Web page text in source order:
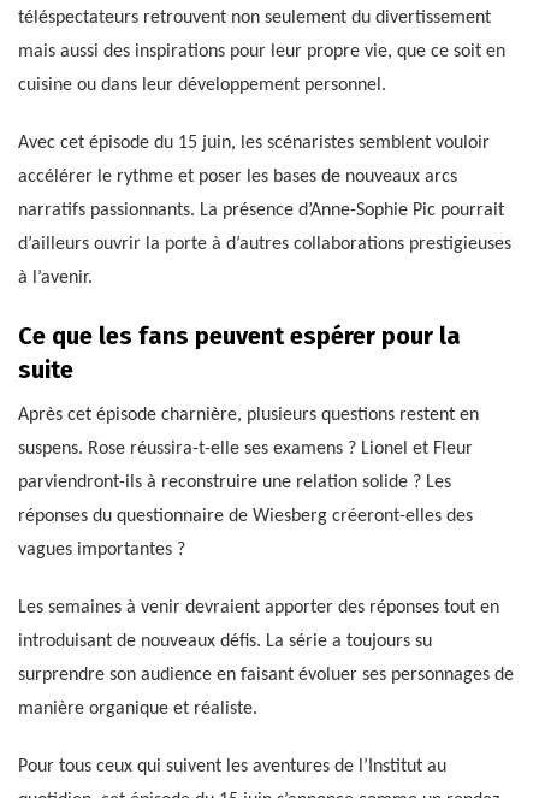
téléspectateurs retrouvent non seulement du divertissement
mais aussi des inspirations pour leur propre vie, que ce soit en
cuisine ou dans leur développement personnel.
Avec cet épisode du 15 juin, les scénaristes semblent vouloir
accélérer le rythme et poser les bases de nouveaux arcs
narratifs passionnants. La présence d’Anne-Sophie Pic pourrait
d’ailleurs ouvrir la porte à d’autres collaborations prestigieuses
à l’avenir.
Ce que les fans peuvent espérer pour la
suite
Après cet épisode charnière, plusieurs questions restent en
suspens. Rose réussira-t-elle ses examens ? Lionel et Fleur
parviendront-ils à reconstruire une relation solide ? Les
réponses du questionnaire de Wiesberg créeront-elles des
vagues importantes ?
Les semaines à venir devraient apporter des réponses tout en
introduisant de nouveaux défis. La série a toujours su
surprendre son audience en faisant évoluer ses personnages de
manière organique et réaliste.
Pour tous ceux qui suivent les aventures de l’Institut au